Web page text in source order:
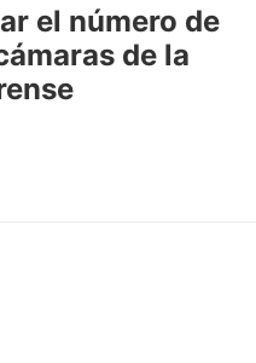
el número de
de la